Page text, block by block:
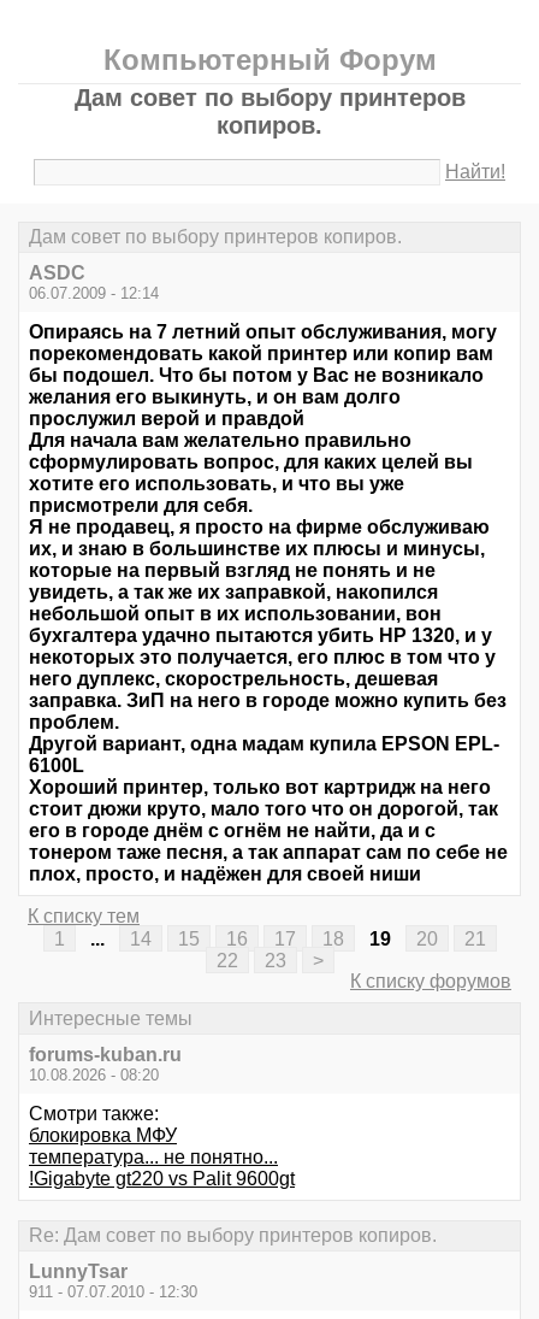
Компьютерный Форум
Дам совет по выбору принтеров
копиров.
Найти!
Дам совет по выбору принтеров копиров.
ASDC
06.07.2009 - 12:14
Опираясь на 7 летний опыт обслуживания, могу
порекомендовать какой принтер или копир вам
бы подошел. Что бы потом у Вас не возникало
желания его выкинуть, и он вам долго
прослужил верой и правдой
Для начала вам желательно правильно
сформулировать вопрос, для каких целей вы
хотите его использовать, и что вы уже
присмотрели для себя.
Я не продавец, я просто на фирме обслуживаю
их, и знаю в большинстве их плюсы и минусы,
которые на первый взгляд не понять и не
увидеть, а так же их заправкой, накопился
небольшой опыт в их использовании, вон
бухгалтера удачно пытаются убить НР 1320, и у
некоторых это получается, его плюс в том что у
него дуплекс, скорострельность, дешевая
заправка. ЗиП на него в городе можно купить без
проблем.
Другой вариант, одна мадам купила EPSON EPL-
6100L
Хороший принтер, только вот картридж на него
стоит дюжи круто, мало того что он дорогой, так
его в городе днём с огнём не найти, да и с
тонером таже песня, а так аппарат сам по себе не
плох, просто, и надёжен для своей ниши
К списку тем
1
14 15 16 17 18 19 20
21
22
23
>
К списку форумов
Интересные темы
forums-kuban.ru
10.08.2026 - 08:20
Смотри также:
блокировка МФУ
температура... не понятно...
!Gigabyte gt220 vs Palit 9600gt
Re: Дам совет по выбору принтеров копиров.
LunnyTsar
911 - 07.07.2010 - 12:30